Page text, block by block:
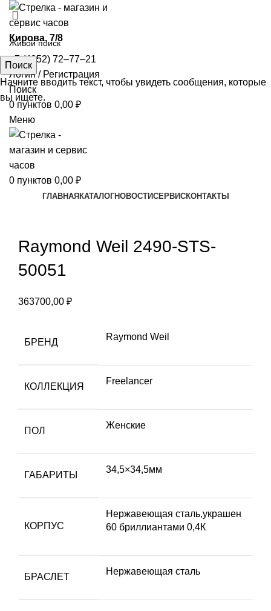
​Кирова, 7/8
+7 (4852) 72‒77‒21
Логин / Регистрация
Поиск
0 пунктов 0,00 ₽
Меню
0 пунктов 0,00 ₽
ГЛАВНАЯ КАТАЛОГНОВОСТИСЕРВИСКОНТАКТЫ
Raymond Weil 2490-STS-
50051
363700,00 ₽
БРЕНД
Raymond Weil
КОЛЛЕКЦИЯ
Freelancer
ПОЛ
Женские
ГАБАРИТЫ
34,5×34,5мм
КОРПУС
Нержавеющая сталь,украшен
60 бриллиантами 0,4К
БРАСЛЕТ
Нержавеющая сталь
Поиск
Начните вводить текст, чтобы увидеть сообщения, которые
вы ищете.